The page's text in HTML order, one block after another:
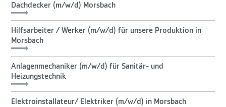
Dachdecker (m/w/d) Morsbach
Hilfsarbeiter / Werker (m/w/d) für unsere Produktion in
Morsbach
Anlagenmechaniker (m/w/d) für Sanitär- und
Heizungstechnik
Elektroinstallateur/ Elektriker (m/w/d) in Morsbach